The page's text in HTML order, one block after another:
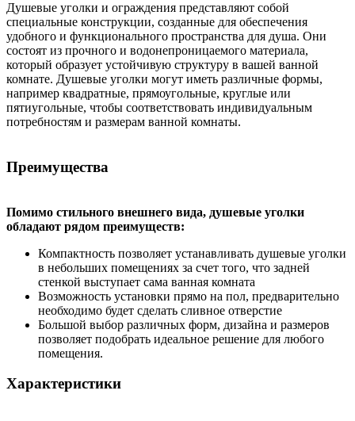
Душевые уголки и ограждения представляют собой
специальные конструкции, созданные для обеспечения
удобного и функционального пространства для душа. Они
состоят из прочного и водонепроницаемого материала,
который образует устойчивую структуру в вашей ванной
комнате. Душевые уголки могут иметь различные формы,
например квадратные, прямоугольные, круглые или
пятиугольные, чтобы соответствовать индивидуальным
потребностям и размерам ванной комнаты.
Преимущества
Помимо стильного внешнего вида, душевые уголки
обладают рядом преимуществ:
Компактность позволяет устанавливать душевые уголки
в небольших помещениях за счет того, что задней
стенкой выступает сама ванная комната
Возможность установки прямо на пол, предварительно
необходимо будет сделать сливное отверстие
Большой выбор различных форм, дизайна и размеров
позволяет подобрать идеальное решение для любого
помещения.
Характеристики